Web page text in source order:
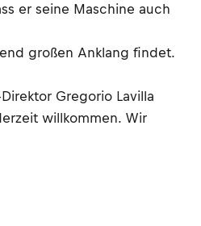
er seine Maschine auch
großen Anklang findet.
Gregorio Lavilla
willkommen. Wir